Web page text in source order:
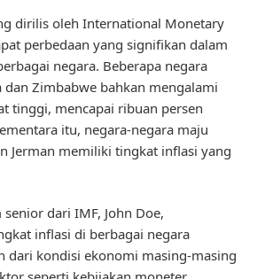
dirilis oleh International Monetary
perbedaan yang signifikan dalam
negara. Beberapa negara
dan Zimbabwe bahkan mengalami
tinggi, mencapai ribuan persen
itu, negara-negara maju
Jerman memiliki tingkat inflasi yang
dari IMF, John Doe,
inflasi di berbagai negara
dari kondisi ekonomi masing-masing